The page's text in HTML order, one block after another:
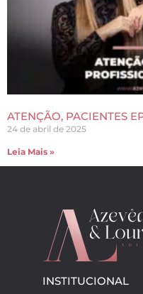
ATENÇÃO, PACIENTES
24 de abril de 2025
Leia Mais »
INSTITUCIONAL